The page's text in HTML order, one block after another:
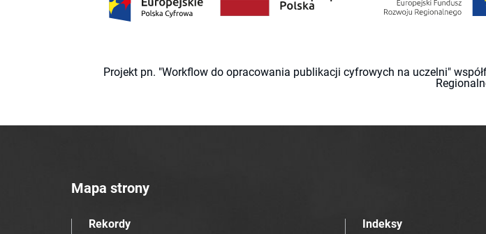
Projekt pn. "Workflow do opracowania publikacji cyfrowych na uczelni"
Mapa strony
Rekordy
Indeksy